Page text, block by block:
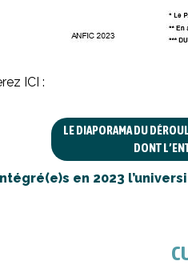
ICI :
LE DIAPORAMA DU
DONT
en 2023